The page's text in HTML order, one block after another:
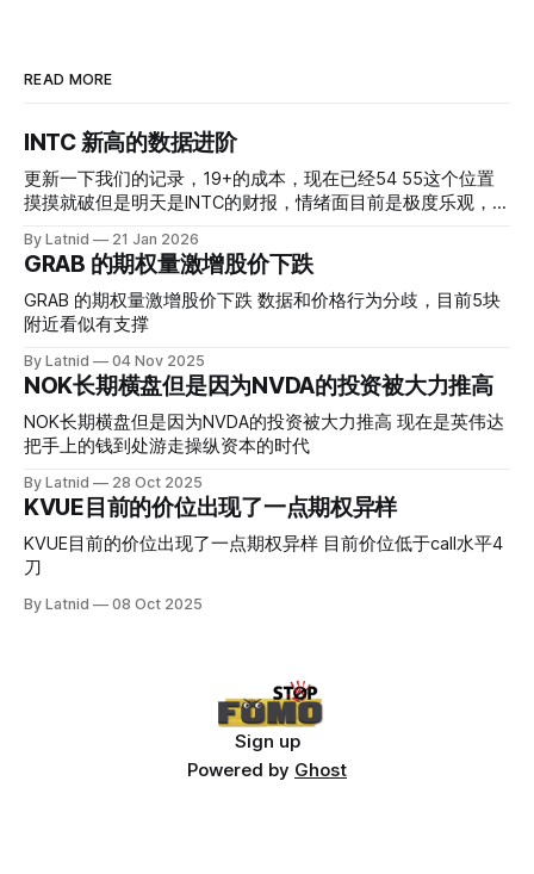
READ MORE
INTC 新高的数据进阶
更新一下我们的记录，19+的成本，现在已经54 55这个位置
摸摸就破但是明天是INTC的财报，情绪面目前是极度乐观，反
是突破前的支撑CC感觉可以做，放远些, 因为18A的经验还未
真正得到普遍大众的关注，当然财报可以继续出新消息顶一下
压力位置。 数据在70驻扎 整体呈现 47 – 60 短期位置
By Latnid 21 Jan 2026
GRAB 的期权量激增股价下跌
GRAB 的期权量激增股价下跌 数据和价格行为分歧，目前5块
附近看似有支撑
By Latnid 04 Nov 2025
NOK长期横盘但是因为NVDA的投资被大力推高
NOK长期横盘但是因为NVDA的投资被大力推高 现在是英伟达
把手上的钱到处游走操纵资本的时代
By Latnid 28 Oct 2025
KVUE目前的价位出现了一点期权异样
KVUE目前的价位出现了一点期权异样 目前价位低于call水平4
刀
By Latnid 08 Oct 2025
Sign up
Powered by Ghost